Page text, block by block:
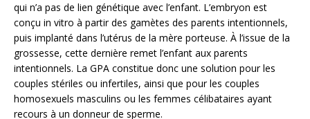
qui n’a pas de lien génétique avec l’enfant. L’embryon est
conçu in vitro à partir des gamètes des parents intentionnels,
puis implanté dans l’utérus de la mère porteuse. À l’issue de la
grossesse, cette dernière remet l’enfant aux parents
intentionnels. La GPA constitue donc une solution pour les
couples stériles ou infertiles, ainsi que pour les couples
homosexuels masculins ou les femmes célibataires ayant
recours à un donneur de sperme.